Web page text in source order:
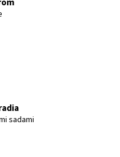
sadami